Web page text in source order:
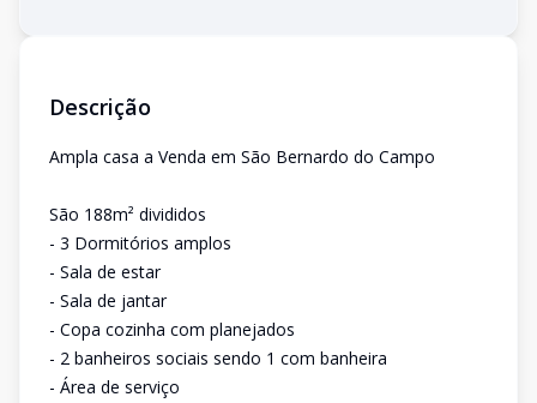
Descrição
Ampla casa a Venda em São Bernardo do Campo
São 188m² divididos
- 3 Dormitórios amplos
- Sala de estar
- Sala de jantar
- Copa cozinha com planejados
- 2 banheiros sociais sendo 1 com banheira
- Área de serviço